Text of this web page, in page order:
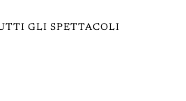
GLI SPETTACOLI